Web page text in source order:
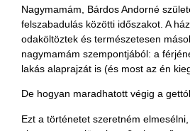
Nagymamám, Bárdos Andorné
felszabadulás közötti időszakot. A
odaköltöztek és természetesen
nagymamám szempontjából: a
lakás alaprajzát is (és most az én
De hogyan maradhatott végig a
Ezt a történetet szeretném